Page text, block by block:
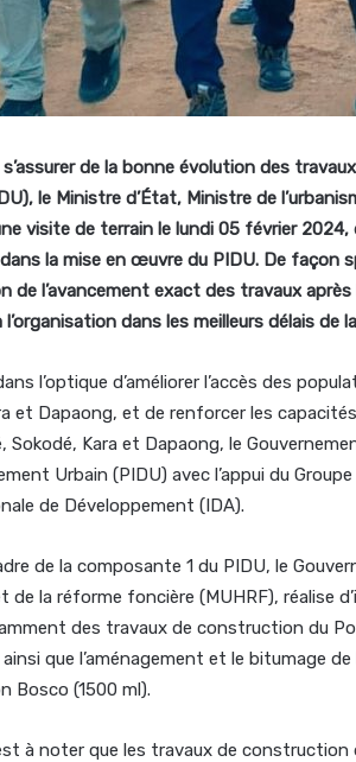
s’assurer de la bonne évolution des
le Ministre d’État, Ministre de
visite de terrain le lundi 05 février
la mise en œuvre du PIDU. De façon
de l’avancement exact des travaux
l’organisation dans les meilleurs délais
l’optique d’améliorer l’accès des
et Dapaong, et de renforcer les
Sokodé, Kara et Dapaong, le
Urbain (PIDU) avec l’appui du
de Développement (IDA).
de la composante 1 du PIDU, le
de la réforme foncière (MUHRF), réalise
des travaux de construction du
que l’aménagement et le bitumage
Bosco (1500 ml).
à noter que les travaux de